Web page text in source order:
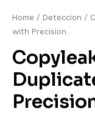
Home / Deteccion /
with Precision